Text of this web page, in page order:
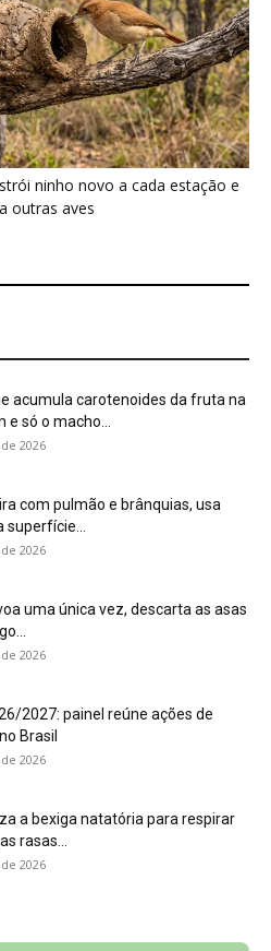
ninho novo a cada estação e
outras aves
acumula carotenoides da fruta na
e só o macho...
2026
com pulmão e brânquias, usa
superfície...
2026
uma única vez, descarta as asas
2026
2027: painel reúne ações de
Brasil
2026
a bexiga natatória para respirar
rasas...
2026